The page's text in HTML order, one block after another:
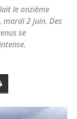
le onzième
mardi 2 juin. Des
se